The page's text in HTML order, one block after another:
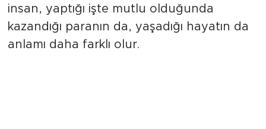
insan, yaptığı işte mutlu olduğunda
kazandığı paranın da, yaşadığı hayatın da
anlamı daha farklı olur.